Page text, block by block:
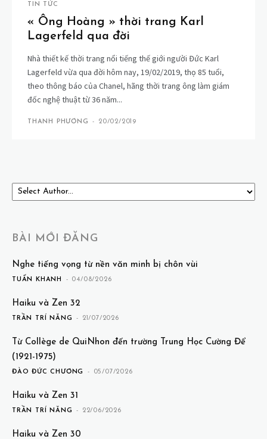
TIN TỨC
« Ông Hoàng » thời trang Karl
Lagerfeld qua đời
Nhà thiết kế thời trang nổi tiếng thế giới người Đức Karl
Lagerfeld vừa qua đời hôm nay, 19/02/2019, thọ 85 tuổi,
theo thông báo của Chanel, hãng thời trang ông làm giám
đốc nghệ thuật từ 36 năm...
THANH PHƯƠNG - 20/02/2019
BÀI MỚI ĐĂNG
Nghe tiếng vọng từ nền văn minh bị chôn vùi
TUẤN KHANH - 04/08/2026
Haiku và Zen 32
TRẦN TRÍ NĂNG - 21/07/2026
Từ Collège de QuiNhon đến trường Trung Học Cường Để
(1921-1975)
ĐÀO ĐỨC CHƯƠNG - 05/07/2026
Haiku và Zen 31
TRẦN TRÍ NĂNG - 22/06/2026
Haiku và Zen 30